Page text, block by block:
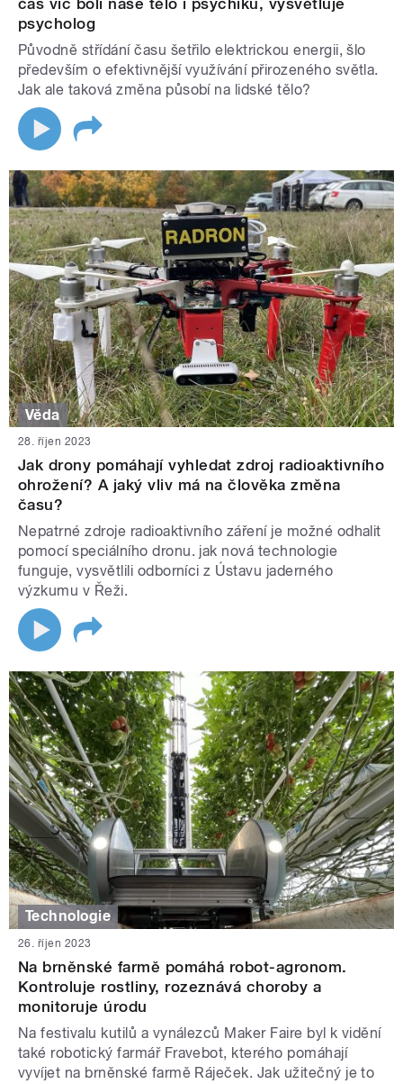
psycholog
Původně střídání času šetřilo elektrickou energii, šlo
především o efektivnější využívání přirozeného světla.
Jak ale taková změna působí na lidské tělo?
Věda
28. říjen 2023
Jak drony pomáhají vyhledat zdroj radioaktivního
ohrožení? A jaký vliv má na člověka změna
času?
Nepatrné zdroje radioaktivního záření je možné odhalit
pomocí speciálního dronu. jak nová technologie
funguje, vysvětlili odborníci z Ústavu jaderného
výzkumu v Řeži.
Technologie
26. říjen 2023
Na brněnské farmě pomáhá robot-agronom.
Kontroluje rostliny, rozeznává choroby a
monitoruje úrodu
Na festivalu kutilů a vynálezců Maker Faire byl k vidění
také robotický farmář Fravebot, kterého pomáhají
vyvíjet na brněnské farmě Ráječek. Jak užitečný je to